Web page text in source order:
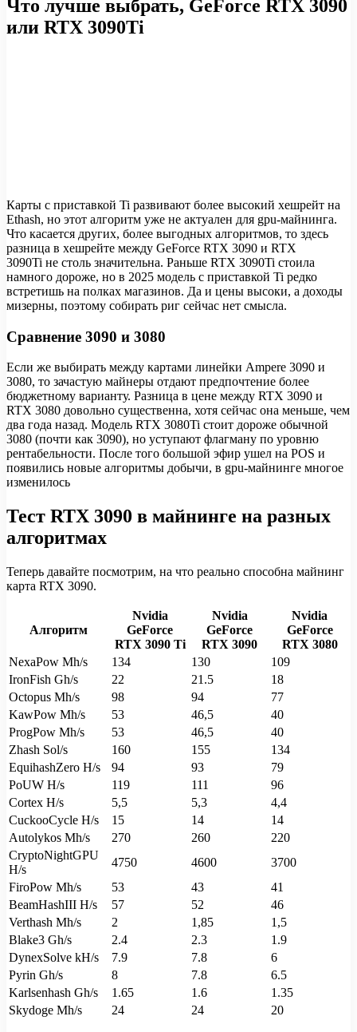
Что лучше выбрать, GeForce RTX 3090
или RTX 3090Ti
Карты с приставкой Ti развивают более высокий хешрейт на
Ethash, но этот алгоритм уже не актуален для gpu-майнинга.
Что касается других, более выгодных алгоритмов, то здесь
разница в хешрейте между GeForce RTX 3090 и RTX
3090Ti не столь значительна. Раньше RTX 3090Ti стоила
намного дороже, но в 2025 модель с приставкой Ti редко
встретишь на полках магазинов. Да и цены высоки, а доходы
мизерны, поэтому собирать риг сейчас нет смысла.
Сравнение 3090 и 3080
Если же выбирать между картами линейки Ampere 3090 и
3080, то зачастую майнеры отдают предпочтение более
бюджетному варианту. Разница в цене между RTX 3090 и
RTX 3080 довольно существенна, хотя сейчас она меньше, чем
два года назад. Модель RTX 3080Ti стоит дороже обычной
3080 (почти как 3090), но уступают флагману по уровню
рентабельности. После того большой эфир ушел на POS и
появились новые алгоритмы добычи, в gpu-майнинге многое
изменилось
Тест RTX 3090 в майнинге на разных
алгоритмах
Теперь давайте посмотрим, на что реально способна майнинг
карта RTX 3090.
Алгоритм
Nvidia
GeForce
RTX 3090 Ti
Nvidia
GeForce
RTX 3090
Nvidia
GeForce
RTX 3080
NexaPow Mh/s
134 130
109
IronFish Gh/s
22 21.5
18
Octopus Mh/s
98 94
77
KawPow Mh/s
53 46,5
40
ProgPow Mh/s
53 46,5
40
Zhash Sol/s
160 155
134
EquihashZero H/s
94 93
79
PoUW H/s
119 111
96
Cortex H/s
5,5 5,3
4,4
CuckooCycle H/s
15 14
14
Autolykos Mh/s
270 260
220
CryptoNightGPU
H/s
4750 4600
3700
FiroPow Mh/s
53 43
41
BeamHashIII H/s
57 52
46
Verthash Mh/s
2 1,85
1,5
Blake3 Gh/s
2.4 2.3
1.9
DynexSolve kH/s
7.9 7.8
6
Pyrin Gh/s
8 7.8
6.5
Karlsenhash Gh/s
1.65 1.6
1.35
Skydoge Mh/s
24 24 20